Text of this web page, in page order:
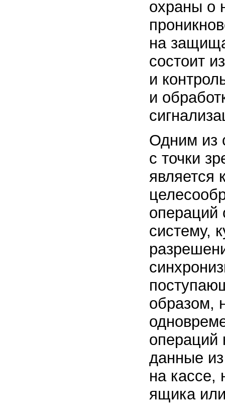
охраны о
на
состоит
и
и
Одним из
с точки
является
операций
систему,
образом,
операций
данные
на кассе,
ящика